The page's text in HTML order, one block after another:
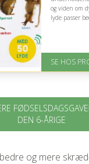
og viden om
lyde passer
SE HOS
DEN 6-ÅRIGE
og mere